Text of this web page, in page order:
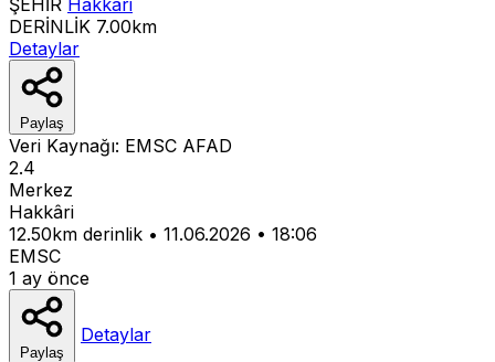
DERİNLİK 7.00km
Detaylar
Paylaş
Veri Kaynağı: EMSC AFAD
2.4
Merkez
Hakkâri
12.50km derinlik • 11.06.2026 • 18:06
EMSC
1 ay önce
Paylaş
Detaylar